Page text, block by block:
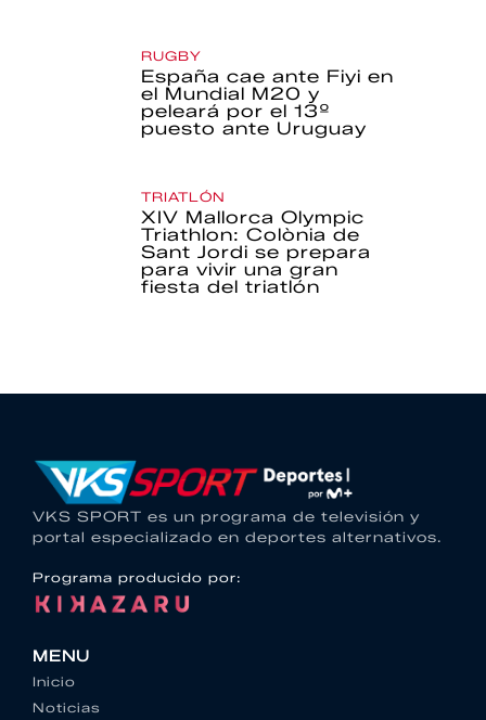
RUGBY
España cae ante Fiyi en
el Mundial M20 y
peleará por el 13º
puesto ante Uruguay
TRIATLÓN
XIV Mallorca Olympic
Triathlon: Colònia de
Sant Jordi se prepara
para vivir una gran
fiesta del triatlón
VKS SPORT es un programa de televisión y
portal especializado en deportes alternativos.
Programa producido por:
MENU
Inicio
Noticias